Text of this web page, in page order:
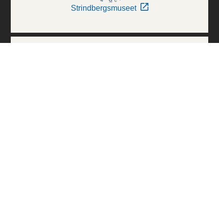
Strindbergsmuseet